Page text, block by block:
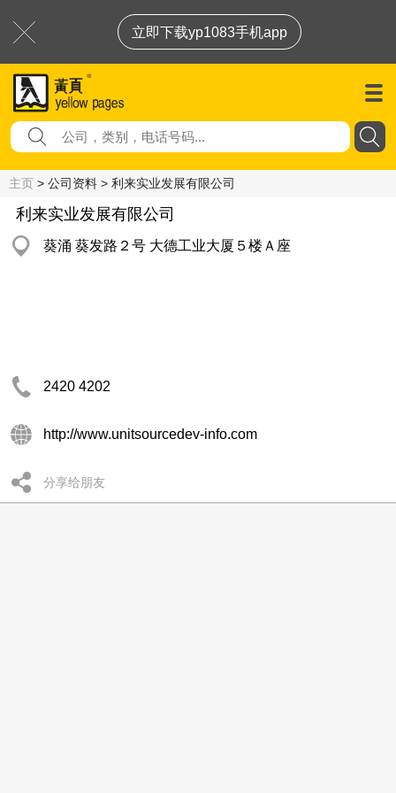
立即下载yp1083手机app
主页 > 公司资料 > 利来实业发展有限公司
利来实业发展有限公司
葵涌 葵发路２号 大德工业大厦５楼Ａ座
2420 4202
http://www.unitsourcedev-info.com
分享给朋友